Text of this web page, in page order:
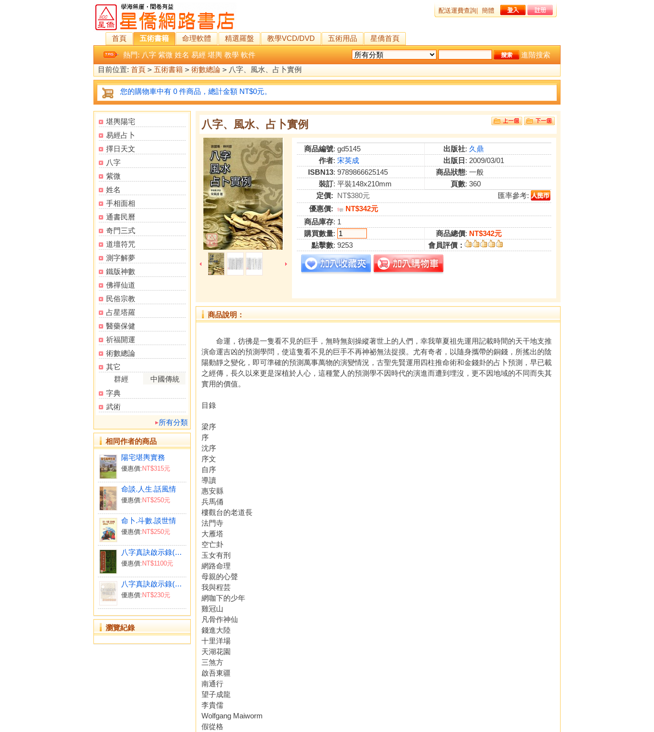
配送運費查詢 簡體
首頁 五術書籍 命理軟體 精選羅盤 教學VCD/DVD 五術用品
星僑首頁
熱門: 八字 紫微 姓名 易經 堪輿 教學 軟件
進階搜索
目前位置: 首頁 > 五術書籍 > 術數總論 > 八字、風水、占卜實例
您的購物車中有 0 件商品，總計金額 NT$0元。
堪輿陽宅
易經占卜
擇日天文
八字
紫微
姓名
手相面相
通書民曆
奇門三式
道壇符咒
測字解夢
鐵版神數
佛禪仙道
民俗宗教
占星塔羅
醫藥保健
祈福開運
術數總論
其它
群經
中國傳統
字典
武術
所有分類
相同作者的商品
陽宅堪輿實務
優惠價: NT$315元
命談.人生.話風情
優惠價: NT$250元
命卜.斗數.談世情
優惠價: NT$250元
八字真訣啟示錄(風集)〔二手〕
優惠價: NT$1100元
八字真訣啟示錄(火集)
優惠價: NT$230元
瀏覽紀錄
八字、風水、占卜實例
商品編號: gd5145 出版社: 久鼎
作者: 宋英成 出版日 : 2009/03/01
ISBN13: 9789866625145 商品狀態: 一般
裝訂: 平裝148x210mm 頁數: 360
定價: NT$380元
匯率參考:
優惠價:
9折 NT$342元
商品庫存: 1
購買數量: 商品總價: NT$342元
點擊數: 9253 會員評價：
商品說明：
命運，彷彿是一隻看不見的巨手，無時無刻操縱著世上的人們，幸我華夏祖先運用記載時間的天干地支推
演命運吉凶的預測學問，使這隻看不見的巨手不再神祕無法捉摸。尤有奇者，以隨身攜帶的銅錢，所搖出的陰
陽動靜之變化，即可準確的預測萬事萬物的演變情況，古聖先賢運用四柱推命術和金錢卦的占卜預測，早已載
之經傳，長久以來更是深植於人心，這種驚人的預測學不因時代的演進而遭到埋沒，更不因地域的不同而失其
實用的價值。
目錄
梁序
序
沈序
序文
自序
導讀
惠安縣
兵馬俑
樓觀台的老道長
法門寺
大雁塔
空亡卦
玉女有刑
網路命理
母親的心聲
我與程芸
網咖下的少年
雞冠山
凡骨作神仙
錢進大陸
十里洋場
天湖花園
三煞方
啟吾東疆
南通行
望子成龍
李貴儒
Wolfgang Maiworm
假從格